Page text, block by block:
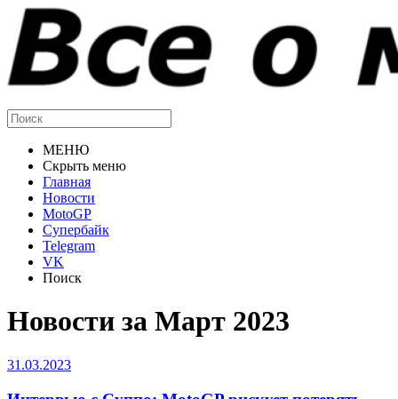
МЕНЮ
Скрыть меню
Главная
Новости
MotoGP
Супербайк
Telegram
VK
Поиск
Новости за Март 2023
31.03.2023